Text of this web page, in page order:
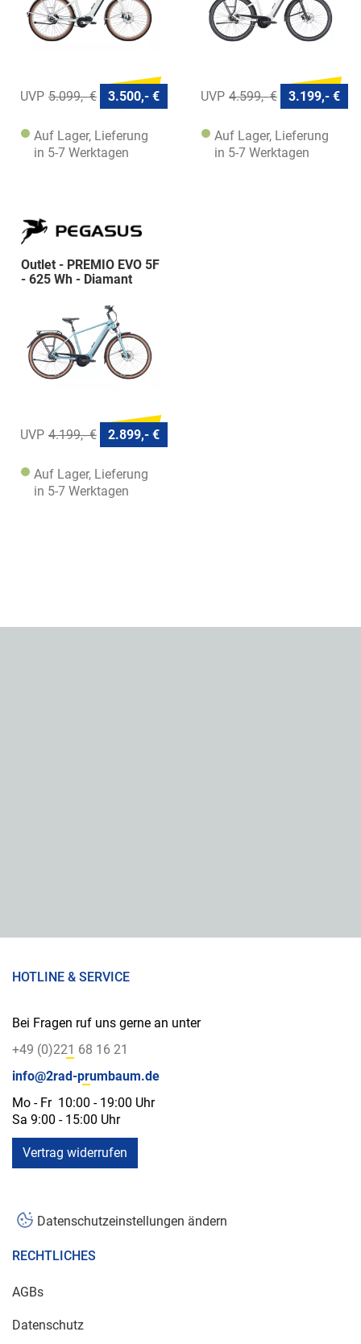
5.099,- € 3.500,- €
Auf Lager, Lieferung
in 5-7 Werktagen
4.599,- € 3.199,- €
Auf Lager, Lieferung
in 5-7 Werktagen
Outlet - PREMIO EVO 5F
- 625 Wh - Diamant
4.199,- € 2.899,- €
Auf Lager, Lieferung
in 5-7 Werktagen
HOTLINE & SERVICE
Bei Fragen ruf uns gerne an unter
+49 (0)221 68 16 21
info@2rad-prumbaum.de
Mo - Fr 10:00 - 19:00 Uhr
Sa 9:00 - 15:00 Uhr
Vertrag widerrufen
Datenschutzeinstellungen ändern
RECHTLICHES
AGBs
Datenschutz